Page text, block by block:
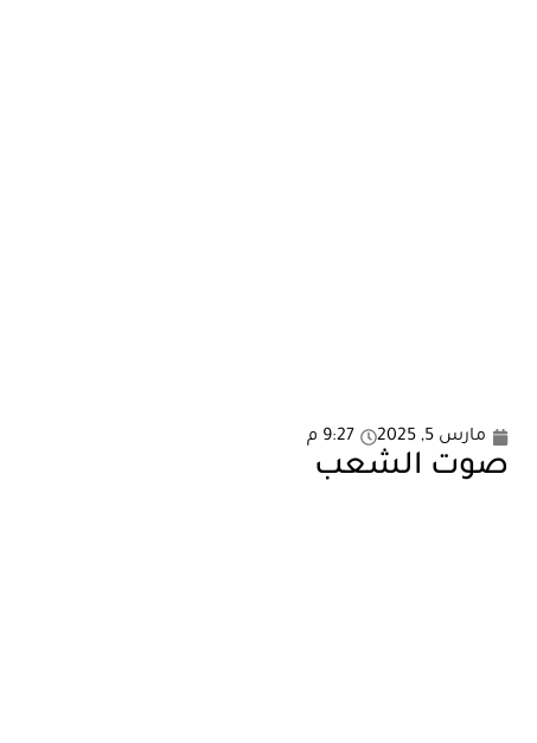
مارس 5, 2025 9:27 م
صوت الشعب